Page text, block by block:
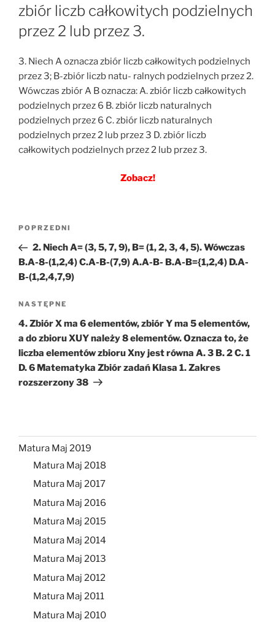
zbiór liczb całkowitych podzielnych
przez 2 lub przez 3.
3. Niech A oznacza zbiór liczb całkowitych podzielnych
przez 3; B-zbiór liczb natu- ralnych podzielnych przez 2.
Wówczas zbiór A B oznacza: A. zbiór liczb całkowitych
podzielnych przez 6 B. zbiór liczb naturalnych
podzielnych przez 6 C. zbiór liczb naturalnych
podzielnych przez 2 lub przez 3 D. zbiór liczb
całkowitych podzielnych przez 2 lub przez 3.
Zobacz!
Nawigacja
Poprzedni
wpis
POPRZEDNI
2. Niech A= (3, 5, 7, 9), B= (1, 2, 3, 4, 5). Wówczas
B.A-8-(1,2,4) C.A-B-(7,9) A.A-B- B.A-B={1,2,4) D.A-
B-(1,2,4,7,9)
Następny
wpis
NASTĘPNE
4. Zbiór X ma 6 elementów, zbiór Y ma 5 elementów,
a do zbioru XUY należy 8 elementów. Oznacza to, że
liczba elementów zbioru Xny jest równa A. 3 B. 2 C. 1
D. 6 Matematyka Zbiór zadań Klasa 1. Zakres
rozszerzony 38
Matura Maj 2019
Matura Maj 2018
Matura Maj 2017
Matura Maj 2016
Matura Maj 2015
Matura Maj 2014
Matura Maj 2013
Matura Maj 2012
Matura Maj 2011
Matura Maj 2010